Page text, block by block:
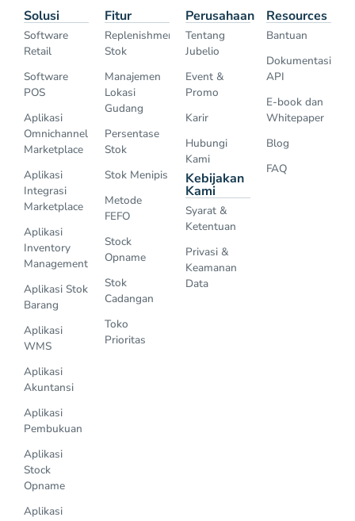
Solusi
Software
Retail
Software
POS
Aplikasi
Omnichannel
Marketplace
Aplikasi
Integrasi
Marketplace
Aplikasi
Inventory
Management
Aplikasi Stok
Barang
Aplikasi
WMS
Aplikasi
Akuntansi
Aplikasi
Pembukuan
Aplikasi
Stock
Opname
Aplikasi
Fitur
Replenishment
Stok
Manajemen
Lokasi
Gudang
Persentase
Stok
Stok Menipis
Metode
FEFO
Stock
Opname
Stok
Cadangan
Toko
Prioritas
Perusahaan
Tentang
Jubelio
Event &
Promo
Karir
Hubungi
Kami
Kebijakan
Kami
Syarat &
Ketentuan
Privasi &
Keamanan
Data
Resources
Bantuan
Dokumentasi
API
E-book dan
Whitepaper
Blog
FAQ